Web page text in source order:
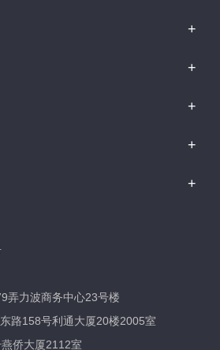
弄力波商务中心23号楼
路158号利通大厦20楼2005室
侨大厦2112室